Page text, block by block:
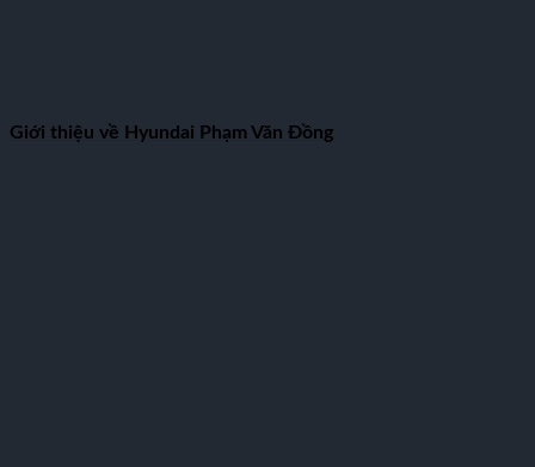
Giới thiệu về Hyundai Phạm Văn Đồng